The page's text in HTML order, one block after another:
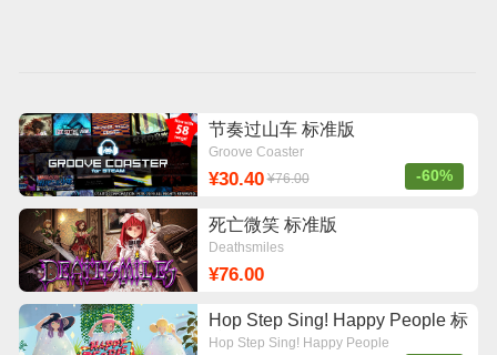
节奏过山车 标准版
Groove Coaster
¥30.40 ¥76.00 -60%
死亡微笑 标准版
Deathsmiles
¥76.00
Hop Step Sing! Happy People 标
准版
Hop Step Sing! Happy People